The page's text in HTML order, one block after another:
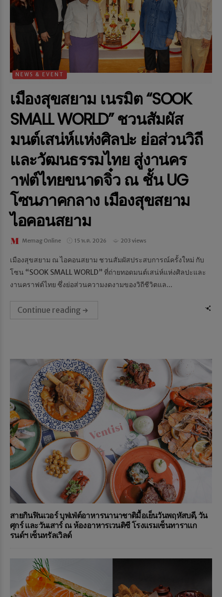
NEWS & EVENT
เมืองสุขสยาม เนรมิต “SOOK
SMALL WORLD” ชวนสัมผัส
มนต์เสน่ห์แห่งศิลปะ ย่อส่วนวิถี
และวัฒนธรรมไทย สู่งานคร
าฟต์ไทยขนาดจิ๋ว ณ ชั้น UG
โซนภาคกลาง เมืองสุขสยาม
ไอคอนสยาม
Memag Online 15 พ.ค. 2026 203 views
เมืองสุขสยาม ณ ไอคอนสยาม ชวนสัมผัสประสบการณ์ครั้งใหม่ กับ
โซน “SOOK SMALL WORLD” ที่ถ่ายทอดมนต์เสน่ห์แห่งศิลปะและ
งานคราฟต์ไทย ซึ่งย่อส่วนความงดงามของวิถีชีวิตแล...
Continue reading
สายกินฟินเวอร์ บุฟเฟ่ต์อาหารนานาชาติมื้อเย็นวันพฤหัสบดี, วัน
ศุกร์ และวันเสาร์ ณ ห้องอาหารเวนติซี โรงแรมเซ็นทาราแก
รนด์ฯ เซ็นทรัลเวิลด์